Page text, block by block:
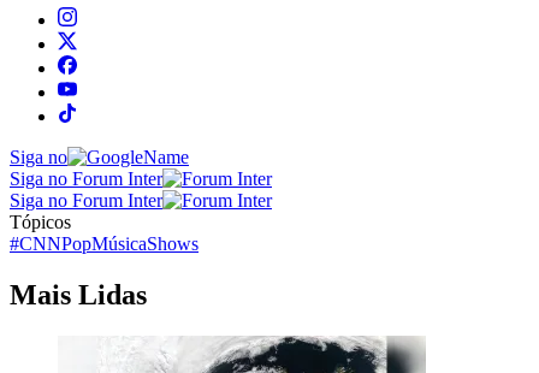
Siga no
Siga no Forum Inter
Siga no Forum Inter
Tópicos
#CNNPopMúsicaShows
Mais Lidas